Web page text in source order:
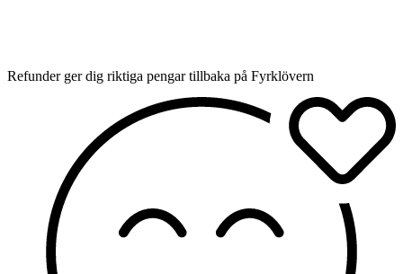
Refunder ger dig riktiga pengar tillbaka på Fyrklövern